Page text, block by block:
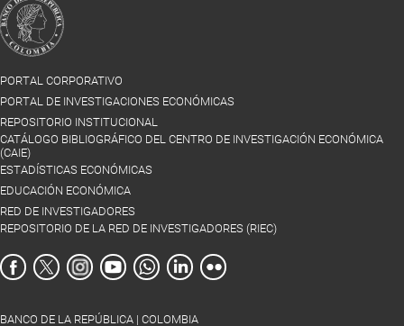
PORTAL CORPORATIVO
PORTAL DE INVESTIGACIONES ECONÓMICAS
REPOSITORIO INSTITUCIONAL
CATÁLOGO BIBLIOGRÁFICO DEL CENTRO DE INVESTIGACIÓN ECONÓMICA
(CAIE)
ESTADÍSTICAS ECONÓMICAS
EDUCACIÓN ECONÓMICA
RED DE INVESTIGADORES
REPOSITORIO DE LA RED DE INVESTIGADORES (RIEC)
BANCO DE LA REPÚBLICA | COLOMBIA